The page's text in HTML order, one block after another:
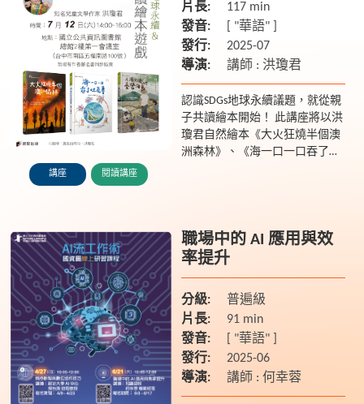
講座 閱讀講座
片長:
117 min
發音:
[ "華語" ]
發行:
2025-07
導演:
講師 : 洪瓊君
認識SDGs地球永續議題，就從親
子共讀繪本開始！ 此講座將以洪
瓊君自然繪本《大火狂燒半個澳
洲森林》、《海一口一口吞了吐
職場中的 AI 應用與效
率提升
分級:
普遍級
片長:
91 min
發音:
[ "華語" ]
發行:
2025-06
導演:
講師 : 何幸蓉